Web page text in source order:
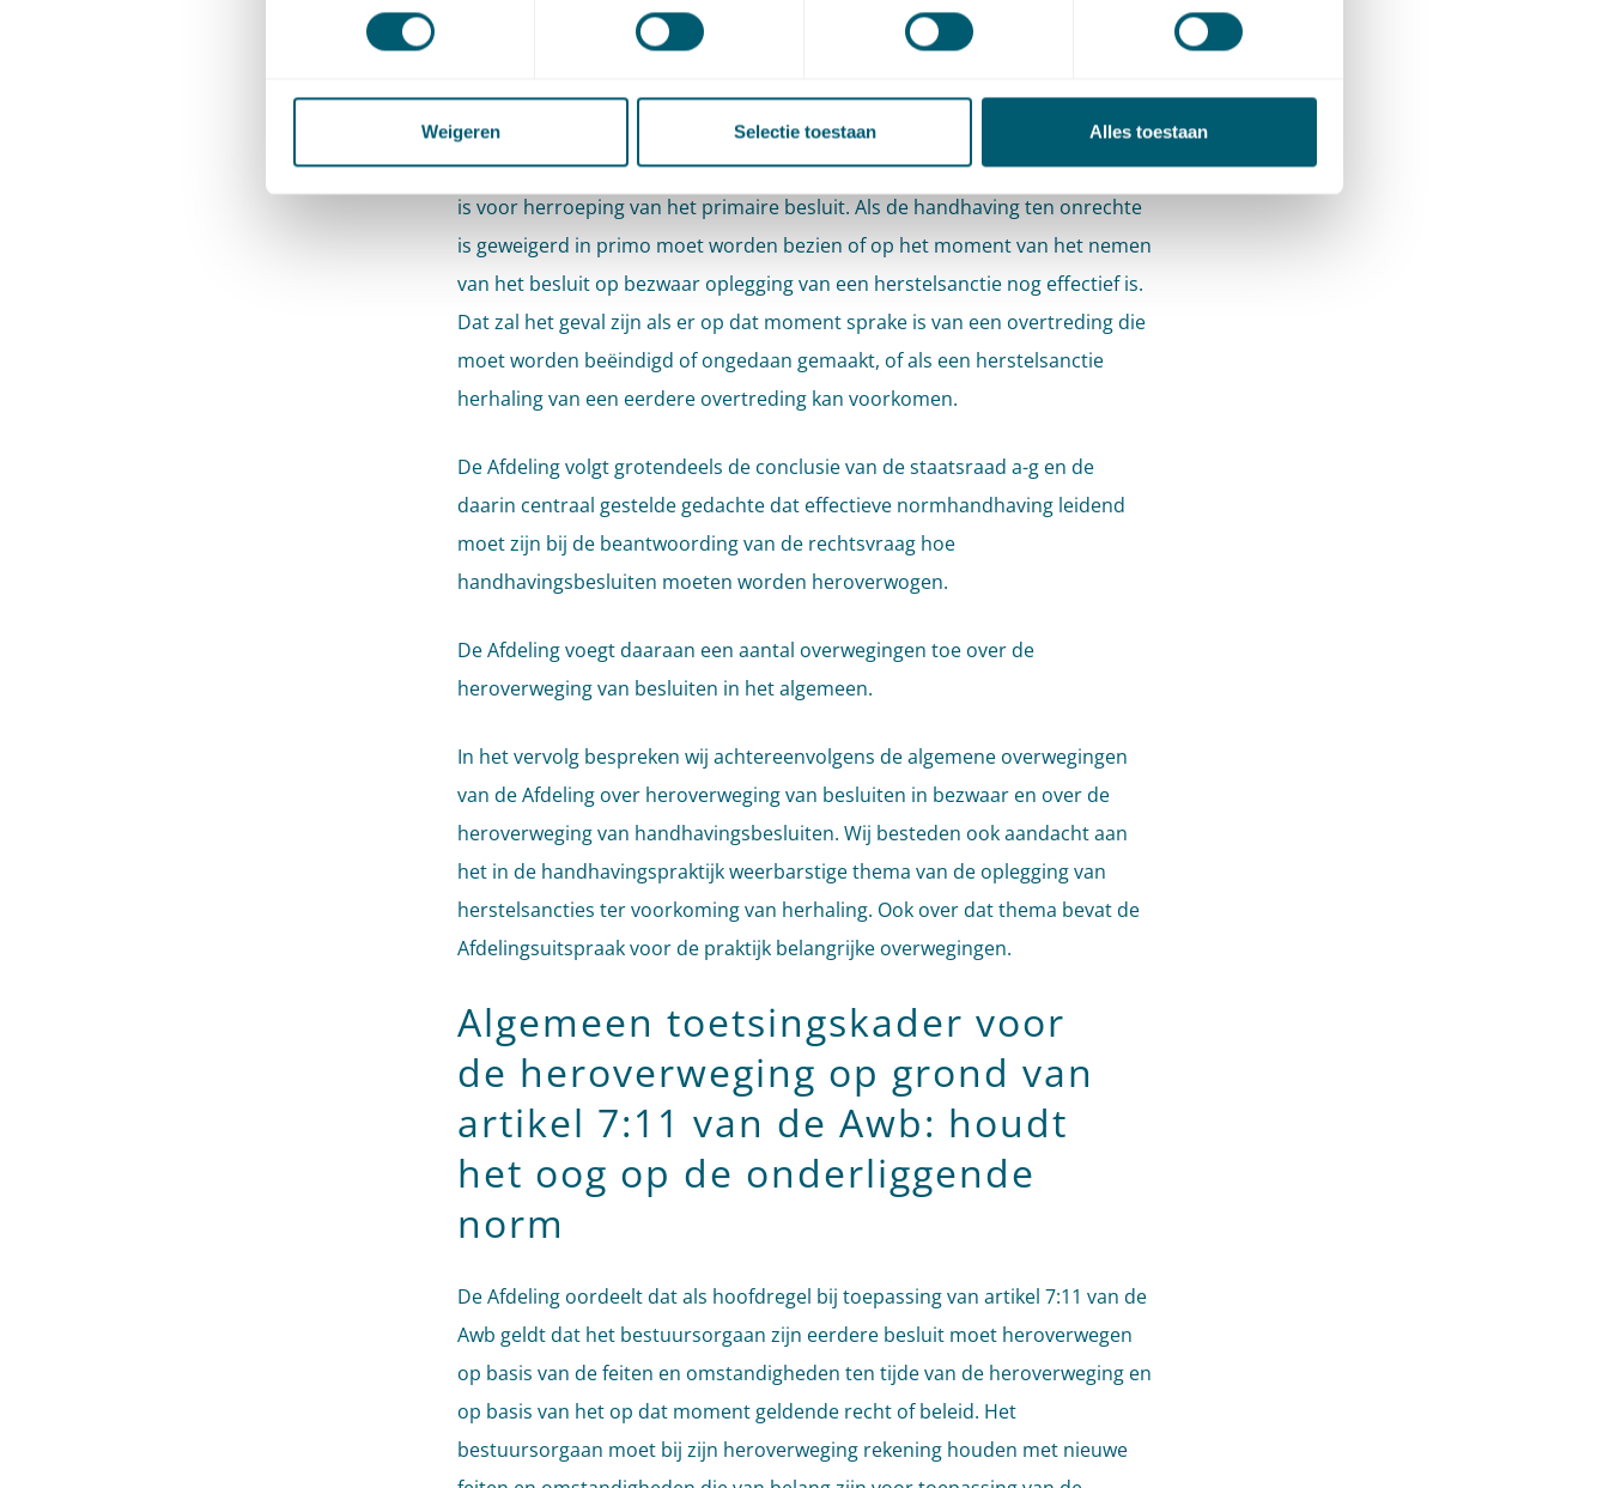
Weigeren Selectie toestaan Alles toestaan
in feite neerkomt op een tweetrapsbeoordeling bij de heroverweging van
(weigeringen van) sanctiebesluiten. De eerste trap is bepalen of ten tijde van
het primaire besluit (met de kennis van de feiten en het recht van toen) een
last had moeten worden opgelegd. De tweede trap is dat aan de hand van
nadien voorgevallen ontwikkelingen moet worden nagegaan of er aanleiding
is voor herroeping van het primaire besluit. Als de handhaving ten onrechte
is geweigerd in primo moet worden bezien of op het moment van het nemen
van het besluit op bezwaar oplegging van een herstelsanctie nog effectief is.
Dat zal het geval zijn als er op dat moment sprake is van een overtreding die
moet worden beëindigd of ongedaan gemaakt, of als een herstelsanctie
herhaling van een eerdere overtreding kan voorkomen.
De Afdeling volgt grotendeels de conclusie van de staatsraad a-g en de
daarin centraal gestelde gedachte dat effectieve normhandhaving leidend
moet zijn bij de beantwoording van de rechtsvraag hoe
handhavingsbesluiten moeten worden heroverwogen.
De Afdeling voegt daaraan een aantal overwegingen toe over de
heroverweging van besluiten in het algemeen.
In het vervolg bespreken wij achtereenvolgens de algemene overwegingen
van de Afdeling over heroverweging van besluiten in bezwaar en over de
heroverweging van handhavingsbesluiten. Wij besteden ook aandacht aan
het in de handhavingspraktijk weerbarstige thema van de oplegging van
herstelsancties ter voorkoming van herhaling. Ook over dat thema bevat de
Afdelingsuitspraak voor de praktijk belangrijke overwegingen.
Algemeen toetsingskader voor
de heroverweging op grond van
artikel 7:11 van de Awb: houdt
het oog op de onderliggende
norm
De Afdeling oordeelt dat als hoofdregel bij toepassing van artikel 7:11 van de
Awb geldt dat het bestuursorgaan zijn eerdere besluit moet heroverwegen
op basis van de feiten en omstandigheden ten tijde van de heroverweging en
op basis van het op dat moment geldende recht of beleid. Het
bestuursorgaan moet bij zijn heroverweging rekening houden met nieuwe